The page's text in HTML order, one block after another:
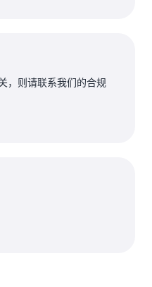
，则请联系我们的合规